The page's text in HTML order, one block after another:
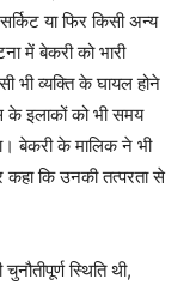
या फिर किसी अन्य
में बेकरी को भारी
भी व्यक्ति के घायल होने
के इलाकों को भी समय
बेकरी के मालिक ने भी
कहा कि उनकी तत्परता से
स्थिति थी,